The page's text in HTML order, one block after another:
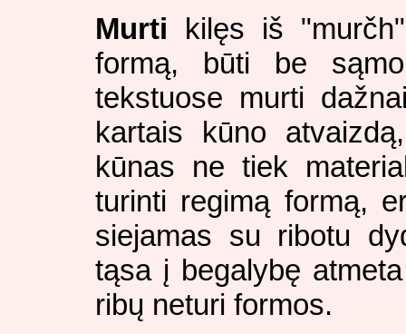
Murti kilęs iš
formą, būti be
tekstuose murti
kartais kūno
kūnas ne tiek
turinti regimą formą,
siejamas su ribotu
tąsa į begalybę
ribų neturi formos.